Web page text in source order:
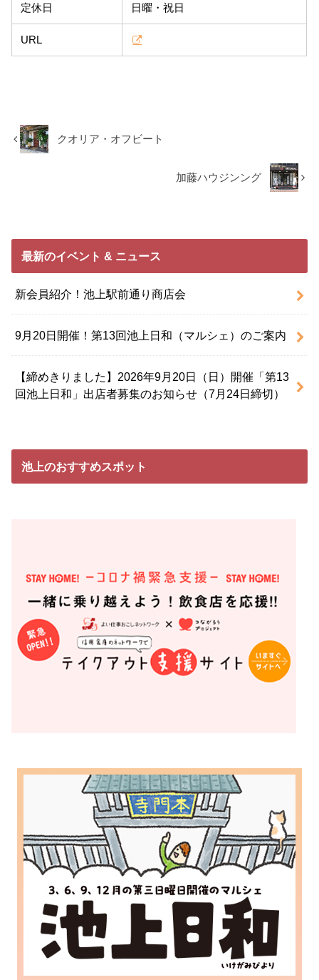
定休日 日曜・祝日
URL
クオリア・オフビート
加藤ハウジンング
最新のイベント & ニュース
新会員紹介！池上駅前通り商店会
9月20日開催！第13回池上日和（マルシェ）のご案内
【締めきりました】2026年9月20日（日）開催「第13
回池上日和」出店者募集のお知らせ（7月24日締切）
池上のおすすめスポット